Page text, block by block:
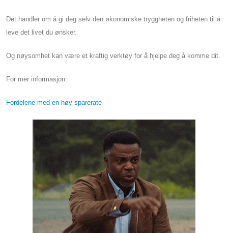
Det handler om å gi deg selv den økonomiske tryggheten og friheten til å
leve det livet du ønsker.
Og nøysomhet kan være et kraftig verktøy for å hjelpe deg å komme dit.
For mer informasjon:
Fordelene med en høy sparerate